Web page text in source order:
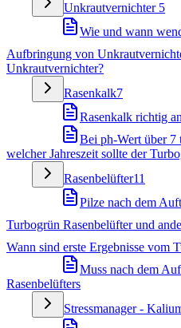
Unkrautvernichter 5
Wie und wann
Aufbringung von
Unkrautvernichter?
Rasenkalk7
Rasenkalk richtig
Bei ph-Wert über 7
welcher Jahreszeit sollte der
Rasenbelüfter11
Pilze nach dem
Turbogrün Rasenbelüfter und
Wann sind erste Ergebnisse vom
Muss nach dem
Rasenbelüfters
Stressmanager -